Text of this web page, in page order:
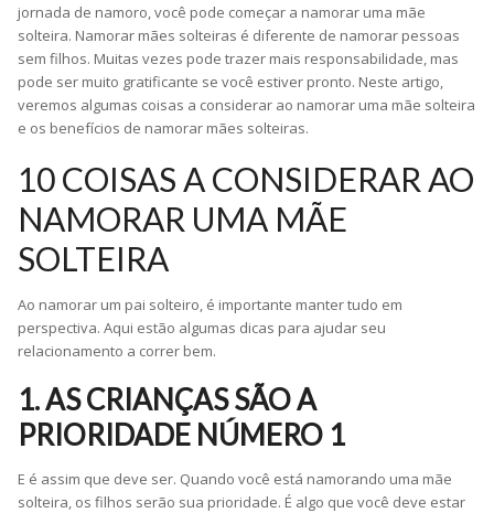
jornada de namoro, você pode começar a namorar uma mãe
solteira. Namorar mães solteiras é diferente de namorar pessoas
sem filhos. Muitas vezes pode trazer mais responsabilidade, mas
pode ser muito gratificante se você estiver pronto. Neste artigo,
veremos algumas coisas a considerar ao namorar uma mãe solteira
e os benefícios de namorar mães solteiras.
10 COISAS A CONSIDERAR AO
NAMORAR UMA MÃE
SOLTEIRA
Ao namorar um pai solteiro, é importante manter tudo em
perspectiva. Aqui estão algumas dicas para ajudar seu
relacionamento a correr bem.
1. AS CRIANÇAS SÃO A
PRIORIDADE NÚMERO 1
E é assim que deve ser. Quando você está namorando uma mãe
solteira, os filhos serão sua prioridade. É algo que você deve estar